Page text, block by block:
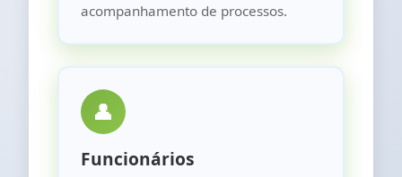
acompanhamento de processos.
👤
Funcionários